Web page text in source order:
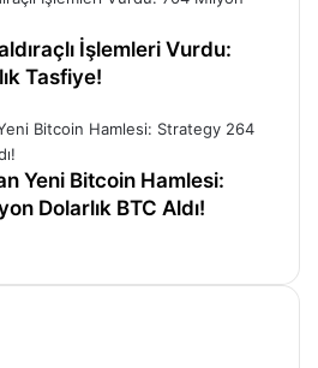
İşlemleri Vurdu:
Tasfiye!
Yeni Bitcoin Hamlesi:
Dolarlık BTC Aldı!